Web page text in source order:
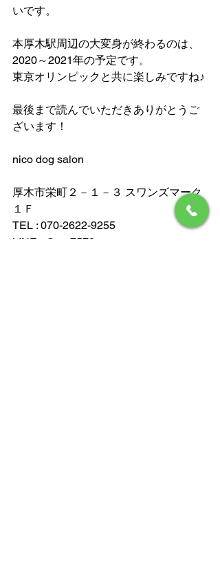
いです。
本厚木駅周辺の大変身が終わるのは、
2020～2021年の予定です。
東京オリンピックと共に楽しみですね♪
最後まで読んでいただきありがとうご
ざいます！
nico dog salon
厚木市栄町２－１－３ スワンズマーク
１Ｆ
TEL : 070-2622-9255
LINE : @zat7579o